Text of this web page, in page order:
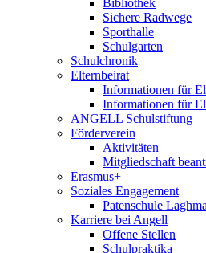
Bibliothek
Sichere Radwege
Sporthalle
Schulgarten
Schulchronik
Elternbeirat
Informationen für
Informationen für
ANGELL Schulstiftung
Förderverein
Aktivitäten
Mitgliedschaft
Erasmus+
Soziales Engagement
Patenschule
Karriere bei Angell
Offene Stellen
Schulpraktika